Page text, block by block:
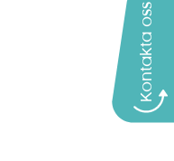
Kontakta oss